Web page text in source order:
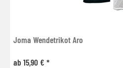
Joma Wendetrikot Aro
ab 15,90 € *